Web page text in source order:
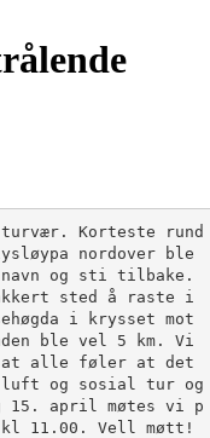
Korteste rund
nordover ble
og sti tilbake.
sted å raste i
i krysset mot
ble vel 5 km. Vi
at alle føler at det
luft og sosial tur og
15. april møtes vi p
kl 11.00. Vell møtt!